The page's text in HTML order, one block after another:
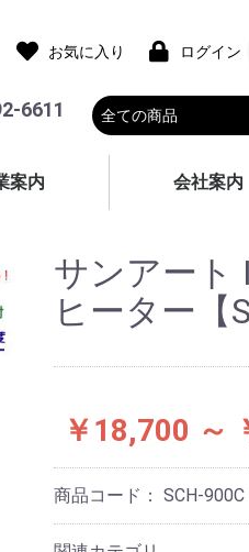
お気に入り ログイン
6611
案内 会社案内
サンアート
ヒーター【
￥18,700 ～
商品コード： SCH-